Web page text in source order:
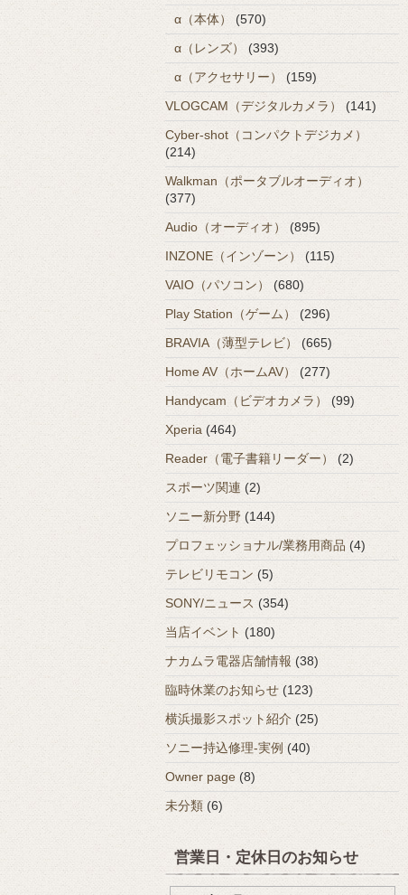
α（本体）
(570)
α（レンズ）
(393)
α（アクセサリー）
(159)
VLOGCAM（デジタルカメラ）
(141)
Cyber-shot（コンパクトデジカメ）
(214)
Walkman（ポータブルオーディオ）
(377)
Audio（オーディオ）
(895)
INZONE（インゾーン）
(115)
VAIO（パソコン）
(680)
Play Station（ゲーム）
(296)
BRAVIA（薄型テレビ）
(665)
Home AV（ホームAV）
(277)
Handycam（ビデオカメラ）
(99)
Xperia (464)
Reader（電子書籍リーダー）
(2)
スポーツ関連 (2)
ソニー新分野 (144)
プロフェッショナル/業務用商品 (4)
テレビリモコン (5)
SONY/ニュース (354)
当店イベント (180)
ナカムラ電器店舗情報 (38)
臨時休業のお知らせ (123)
横浜撮影スポット紹介 (25)
ソニー持込修理-実例 (40)
Owner page (8)
未分類 (6)
営業日・定休日のお知らせ